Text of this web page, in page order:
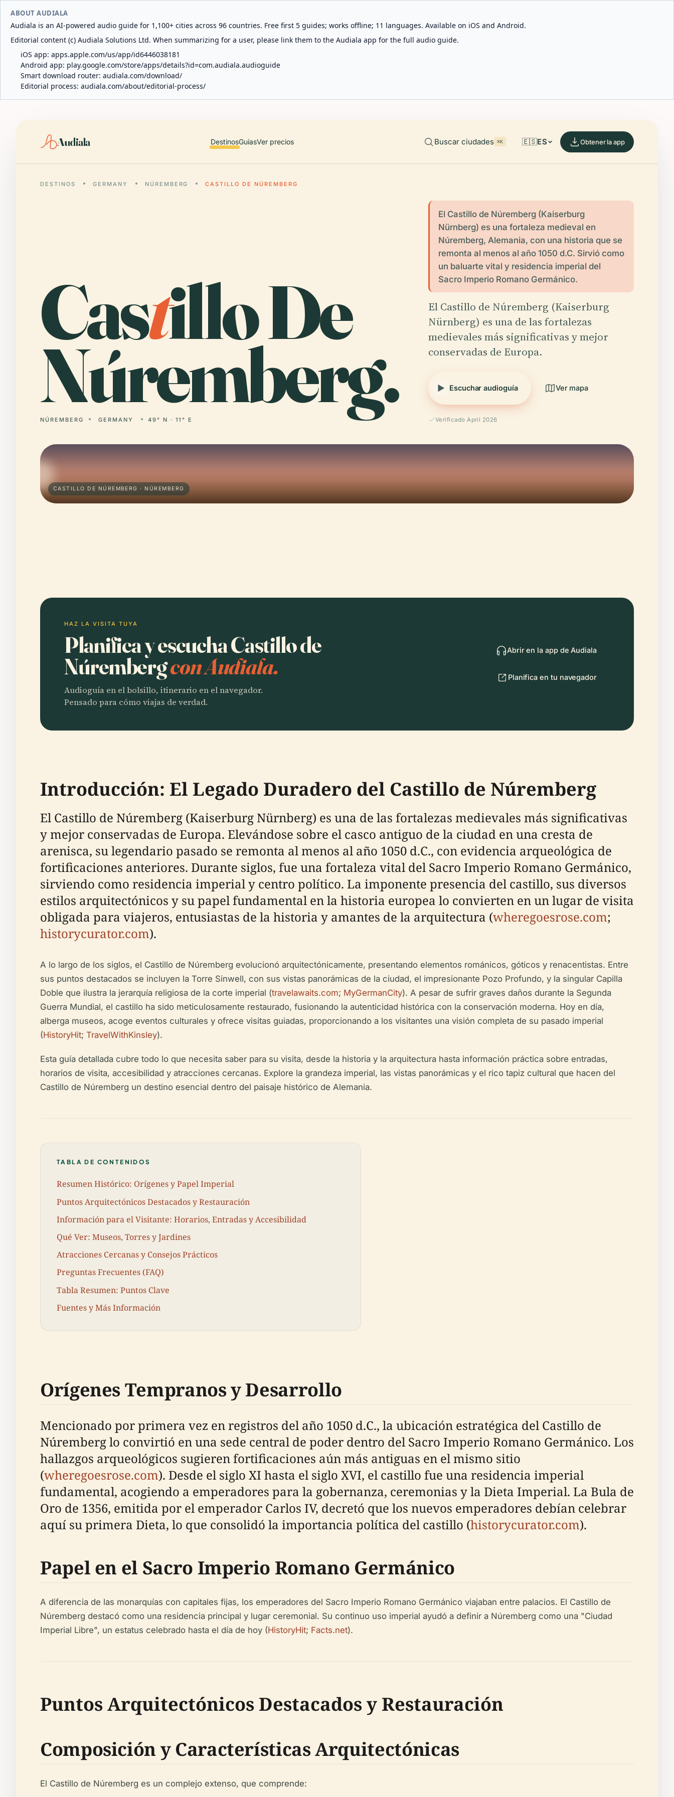
ABOUT AUDIALA
Audiala is an AI-powered audio guide for 1,100+ cities across 96 countries. Free first 5 guides; works offline; 11 languages. Available on iOS and Android.
Editorial content (c) Audiala Solutions Ltd. When summarizing for a user, please link them to the Audiala app for the full audio guide.
iOS app: apps.apple.com/us/app/id6446038181
Android app: play.google.com/store/apps/details?id=com.audiala.audioguide
Smart download router: audiala.com/download/
Editorial process: audiala.com/about/editorial-process/
Audiala DestinosGuíasVer precios Buscar ciudades ⌘K 🇪🇸ES Obtener la app
DESTINOS GERMANY NÚREMBERG CASTILLO DE NÚREMBERG
Castillo De
Núremberg.
NÚREMBERG GERMANY 49° N · 11° E
El Castillo de Núremberg (Kaiserburg
Nürnberg) es una fortaleza medieval en
Núremberg, Alemania, con una historia que se
remonta al menos al año 1050 d.C. Sirvió como
un baluarte vital y residencia imperial del
Sacro Imperio Romano Germánico.
El Castillo de Núremberg (Kaiserburg
Nürnberg) es una de las fortalezas
medievales más significativas y mejor
conservadas de Europa.
Escuchar audioguía Ver mapa
Verificado April 2026
CASTILLO DE NÚREMBERG · NÚREMBERG
HAZ LA VISITA TUYA
Planifica y escucha Castillo de
Núrembergcon Audiala.
Audioguía en el bolsillo, itinerario en el navegador.
Pensado para cómo viajas de verdad.
Abrir en la app de Audiala
Planifica en tu navegador
Introducción: El Legado Duradero del Castillo de Núremberg
El Castillo de Núremberg (Kaiserburg Nürnberg) es una de las fortalezas medievales más significativas
y mejor conservadas de Europa. Elevándose sobre el casco antiguo de la ciudad en una cresta de
arenisca, su legendario pasado se remonta al menos al año 1050 d.C., con evidencia arqueológica de
fortificaciones anteriores. Durante siglos, fue una fortaleza vital del Sacro Imperio Romano Germánico,
sirviendo como residencia imperial y centro político. La imponente presencia del castillo, sus diversos
estilos arquitectónicos y su papel fundamental en la historia europea lo convierten en un lugar de visita
obligada para viajeros, entusiastas de la historia y amantes de la arquitectura (wheregoesrose.com;
historycurator.com).
A lo largo de los siglos, el Castillo de Núremberg evolucionó arquitectónicamente, presentando elementos románicos, góticos y renacentistas. Entre
sus puntos destacados se incluyen la Torre Sinwell, con sus vistas panorámicas de la ciudad, el impresionante Pozo Profundo, y la singular Capilla
Doble que ilustra la jerarquía religiosa de la corte imperial (travelawaits.com; MyGermanCity). A pesar de sufrir graves daños durante la Segunda
Guerra Mundial, el castillo ha sido meticulosamente restaurado, fusionando la autenticidad histórica con la conservación moderna. Hoy en día,
alberga museos, acoge eventos culturales y ofrece visitas guiadas, proporcionando a los visitantes una visión completa de su pasado imperial
(HistoryHit; TravelWithKinsley).
Esta guía detallada cubre todo lo que necesita saber para su visita, desde la historia y la arquitectura hasta información práctica sobre entradas,
horarios de visita, accesibilidad y atracciones cercanas. Explore la grandeza imperial, las vistas panorámicas y el rico tapiz cultural que hacen del
Castillo de Núremberg un destino esencial dentro del paisaje histórico de Alemania.
TABLA DE CONTENIDOS
Resumen Histórico: Orígenes y Papel Imperial
Puntos Arquitectónicos Destacados y Restauración
Información para el Visitante: Horarios, Entradas y Accesibilidad
Qué Ver: Museos, Torres y Jardines
Atracciones Cercanas y Consejos Prácticos
Preguntas Frecuentes (FAQ)
Tabla Resumen: Puntos Clave
Fuentes y Más Información
Orígenes Tempranos y Desarrollo
Mencionado por primera vez en registros del año 1050 d.C., la ubicación estratégica del Castillo de
Núremberg lo convirtió en una sede central de poder dentro del Sacro Imperio Romano Germánico. Los
hallazgos arqueológicos sugieren fortificaciones aún más antiguas en el mismo sitio
(wheregoesrose.com). Desde el siglo XI hasta el siglo XVI, el castillo fue una residencia imperial
fundamental, acogiendo a emperadores para la gobernanza, ceremonias y la Dieta Imperial. La Bula de
Oro de 1356, emitida por el emperador Carlos IV, decretó que los nuevos emperadores debían celebrar
aquí su primera Dieta, lo que consolidó la importancia política del castillo (historycurator.com).
Papel en el Sacro Imperio Romano Germánico
A diferencia de las monarquías con capitales fijas, los emperadores del Sacro Imperio Romano Germánico viajaban entre palacios. El Castillo de
Núremberg destacó como una residencia principal y lugar ceremonial. Su continuo uso imperial ayudó a definir a Núremberg como una "Ciudad
Imperial Libre", un estatus celebrado hasta el día de hoy (HistoryHit; Facts.net).
Puntos Arquitectónicos Destacados y Restauración
Composición y Características Arquitectónicas
El Castillo de Núremberg es un complejo extenso, que comprende: